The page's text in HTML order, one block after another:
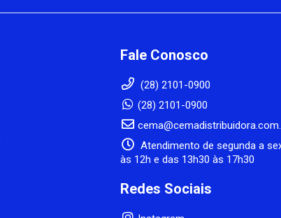
Fale Conosco
(28) 2101-0900
(28) 2101-0900
Atendimento de segunda a
às 12h e das 13h30 às 17h30
Redes Sociais